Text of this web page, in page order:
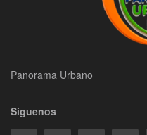
Panorama Urbano
Siguenos